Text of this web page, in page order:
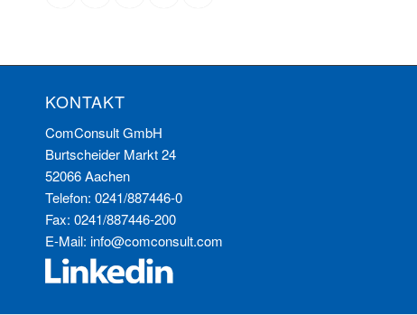
KONTAKT
ComConsult GmbH
Burtscheider Markt 24
52066 Aachen
Telefon: 0241/887446-0
Fax: 0241/887446-200
E-Mail: info@comconsult.com